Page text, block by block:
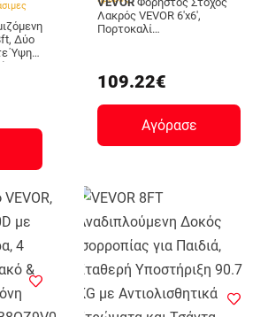
Δύο
Ύψη
-
Λακρός VEVOR 6'x6',
Πορτοκαλί
109.22€
Αγόρασε